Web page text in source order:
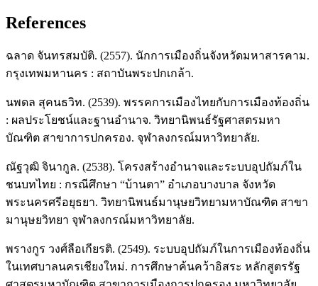
References
ฉลาด จันทรสมบัติ. (2557). นักการเมืองถิ่นจังหวัดมหาสารคาม.
กรุงเทพมหานคร : สถาบันพระปกเกล้า.
นพดล สุคนธวิท. (2539). พรรคการเมืองไทยกับการเมืองท้องถิ่น
: ผลประโยชน์และฐานอำนาจ. วิทยานิพนธ์รัฐศาสตรมหา
บัณฑิต สาขาการปกครอง. จุฬาลงกรณ์มหาวิทยาลัย.
ณัฐวุฒิ จินากูล. (2538). โครงสร้างอำนาจและระบบอุปถัมภ์ใน
ชนบทไทย : กรณีศึกษา “บ้านตา” อำเภอบางบาล จังหวัด
พระนครศรีอยุธยา. วิทยานิพนธ์มานุษยวิทยามหาบัณฑิต สาขา
มานุษยวิทยา จุฬาลงกรณ์มหาวิทยาลัย.
พรางกูร วงศ์ลือเกียรติ. (2549). ระบบอุปถัมภ์ในการเมืองท้องถิ่น
ในเทศบาลนครเชียงใหม่. การศึกษาค้นคว้าอิสระ หลักสูตรรัฐ